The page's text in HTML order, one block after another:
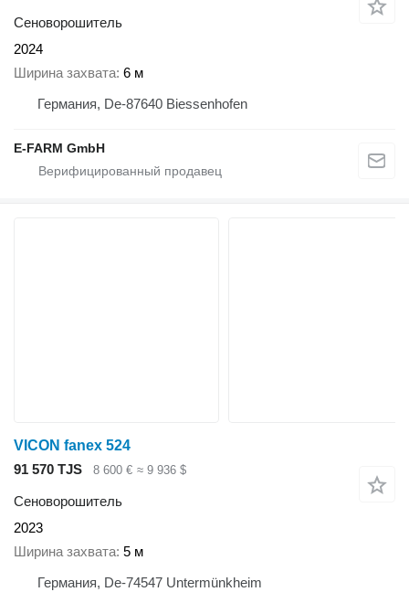
Сеноворошитель
2024
Ширина захвата 6 м
Германия, De-87640 Biessenhofen
E-FARM GmbH
VICON fanex 524
91 570 TJS
8 600 € ≈ 9 936 $
Сеноворошитель
2023
Ширина захвата 5 м
Германия, De-74547 Untermünkheim